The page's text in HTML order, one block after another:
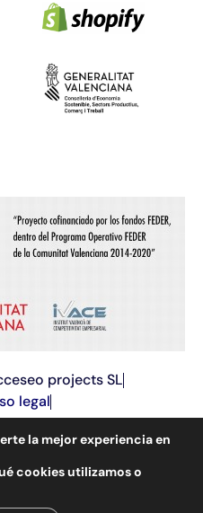
projects SL
legal
de cookies
, aplicaciones web,
posicionamiento en
online.
en Alicante
la mejor experiencia en
cookies utilizamos o